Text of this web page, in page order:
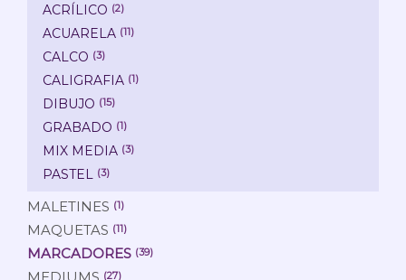
ACRÍLICO (2)
ACUARELA (11)
CALCO (3)
CALIGRAFIA (1)
DIBUJO (15)
GRABADO (1)
MIX MEDIA (3)
PASTEL (3)
MALETINES (1)
MAQUETAS (11)
MARCADORES (39)
(27)